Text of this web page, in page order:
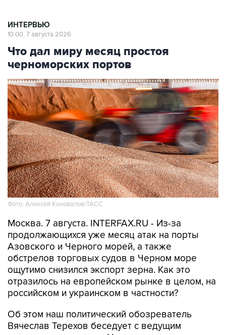
ИНТЕРВЬЮ
10:00, 7 августа 2026
Что дал миру месяц простоя
черноморских портов
Фото: Алексей Коновалов/ТАСС
Москва. 7 августа. INTERFAX.RU - Из-за
продолжающихся уже месяц атак на порты
Азовского и Черного морей, а также
обстрелов торговых судов в Черном море
ощутимо снизился экспорт зерна. Как это
отразилось на европейском рынке в целом, на
российском и украинском в частности?
Об этом наш политический обозреватель
Вячеслав Терехов беседует с ведущим